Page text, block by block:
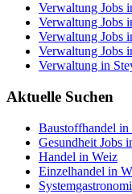
Verwaltung Jobs
Verwaltung Jobs
Verwaltung Jobs
Verwaltung Jobs
Verwaltung in
Aktuelle Suchen
Baustoffhandel in
Gesundheit Jobs
Handel in Weiz
Einzelhandel in